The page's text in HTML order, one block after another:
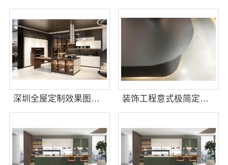
深圳全屋定制效果图，华居不锈钢演绎 装饰工程意式极简定制厂家，华居不锈钢